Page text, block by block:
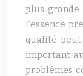
plus
l’essence
qualité
important
problèmes